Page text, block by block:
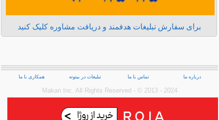
برای سفارش تبلیغات هدفمند و دریافت مشاوره کلیک کنید
درباره ما تماس با ما تبلیغات در بیتوته همکاری با ما
Makan Inc.‎ All Rights Reserved - © 2013 - 2024